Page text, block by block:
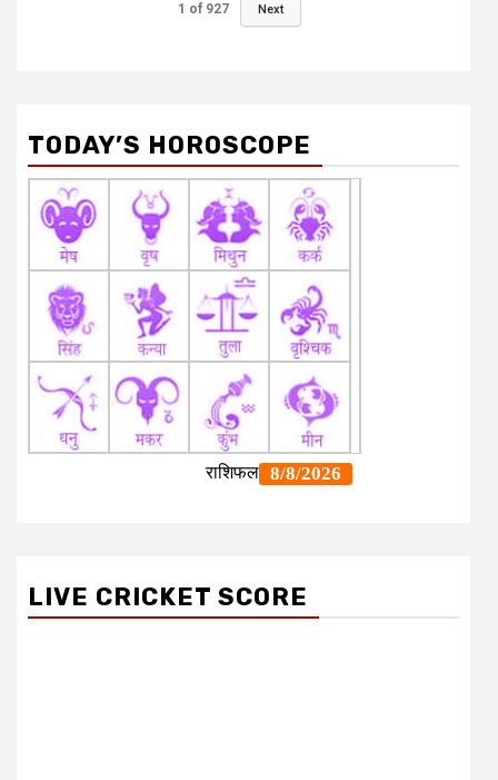
1 of 927 Next
TODAY’S HOROSCOPE
LIVE CRICKET SCORE